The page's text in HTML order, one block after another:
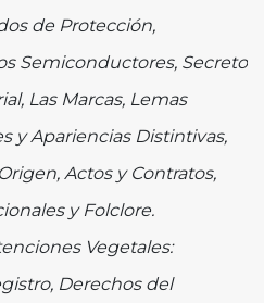
de Protección,
Semiconductores, Secreto
Las Marcas, Lemas
y Apariencias Distintivas,
Actos y Contratos,
y Folclore.
Vegetales:
Derechos del